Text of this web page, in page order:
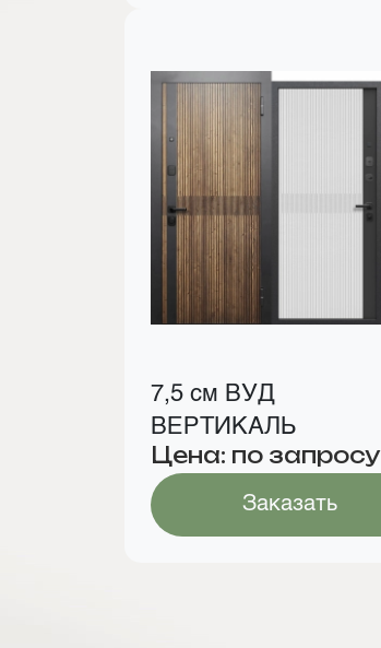
7,5 см ВУД
ВЕРТИКАЛЬ
Цена: по запросу
Заказать